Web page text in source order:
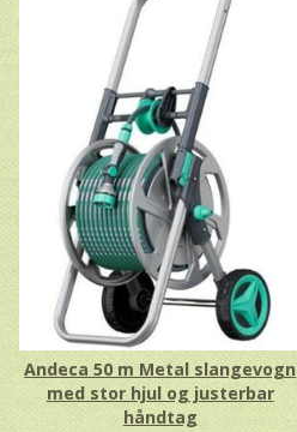
Andeca 50 m Metal slangevogn
med stor hjul og justerbar
håndtag